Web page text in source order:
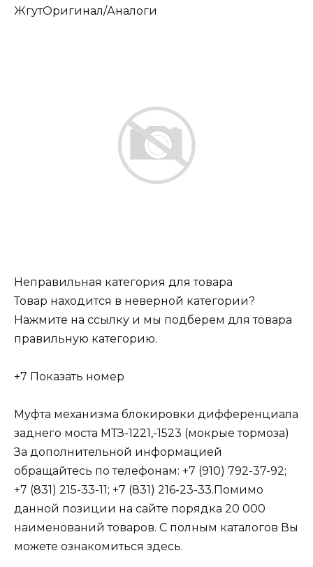
ЖгутОригинал/Аналоги
Неправильная категория для товара
Товар находится в неверной категории?
Нажмите на ссылку и мы подберем для товара
правильную категорию.
+7 Показать номер
Муфта механизма блокировки дифференциала
заднего моста МТЗ-1221,-1523 (мокрые тормоза)
За дополнительной информацией
обращайтесь по телефонам: +7 (910) 792-37-92;
+7 (831) 215-33-11; +7 (831) 216-23-33.Помимо
данной позиции на сайте порядка 20 000
наименований товаров. С полным каталогов Вы
можете ознакомиться здесь.